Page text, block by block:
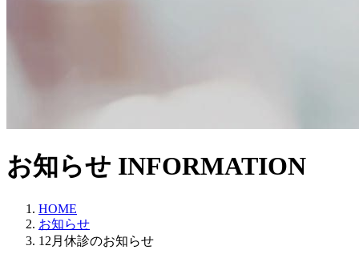
お知らせ INFORMATION
HOME
お知らせ
12月休診のお知らせ